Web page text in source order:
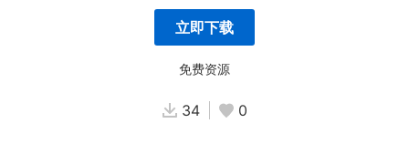
立即下载
免费资源
34 0